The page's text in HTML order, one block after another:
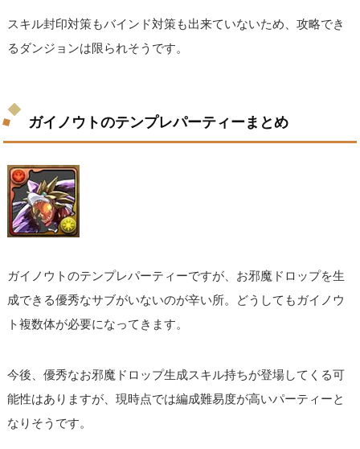
スキル封印対策もバインド対策も出来ていないため、攻略でき
るダンジョンは限られそうです。
ガイノウトのテンプレパーティーまとめ
ガイノウトのテンプレパーティーですが、お邪魔ドロップを生
成できる優秀なサブがいないのが辛い所。どうしてもガイノウ
ト複数体が必要になってきます。
今後、優秀なお邪魔ドロップ生成スキル持ちが登場してくる可
能性はありますが、現時点では編成難易度が高いパーティーと
なりそうです。